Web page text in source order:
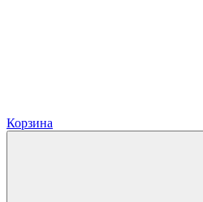
Корзина